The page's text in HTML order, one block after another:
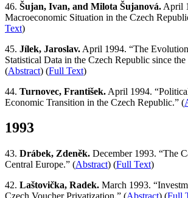
46. Šujan, Ivan, and Milota Šujanová. April
Macroeconomic Situation in the Czech
Text)
45. Jílek, Jaroslav. April 1994. “The
Statistical Data in the Czech Republic since
(Abstract) (Full Text)
44. Turnovec, František. April 1994.
Economic Transition in the Czech Republic.” (
1993
43. Drábek, Zdeněk. December 1993. “The
Central Europe.” (Abstract) (Full Text)
42. Laštovička, Radek. March 1993.